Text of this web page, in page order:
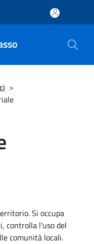
>
Si occupa
controlla l'uso del
comunità locali.